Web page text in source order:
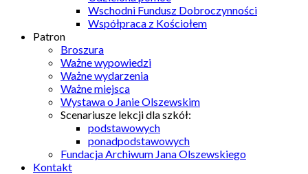
Wschodni Fundusz Dobroczynności
Współpraca z Kościołem
Patron
Broszura
Ważne wypowiedzi
Ważne wydarzenia
Ważne miejsca
Wystawa o Janie Olszewskim
Scenariusze lekcji dla szkół:
podstawowych
ponadpodstawowych
Fundacja Archiwum Jana Olszewskiego
Kontakt